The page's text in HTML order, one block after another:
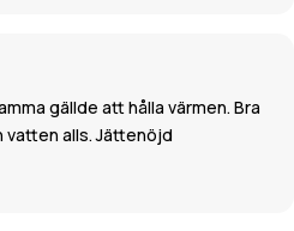
gällde att hålla värmen. Bra
vatten alls. Jättenöjd